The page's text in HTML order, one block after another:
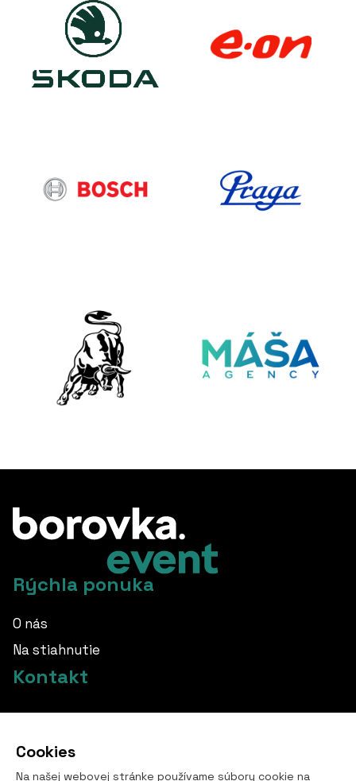
Rýchla ponuka
O nás
Na stiahnutie
Kontakt
+420 724 760 650
Cookies
Na našej webovej stránke používame súbory cookie na